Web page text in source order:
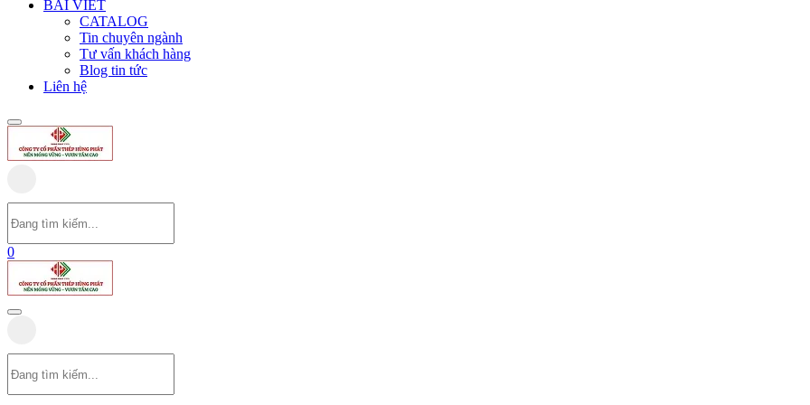
BÀI VIẾT
CATALOG
Tin chuyên ngành
Tư vấn khách hàng
Blog tin tức
Liên hệ
0